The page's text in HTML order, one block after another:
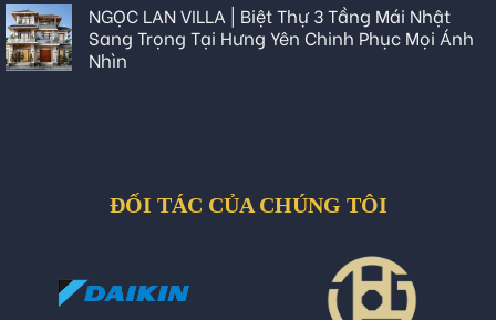
NGỌC LAN VILLA | Biệt Thự 3 Tầng Mái Nhật
Sang Trọng Tại Hưng Yên Chinh Phục Mọi Ánh
Nhìn
ĐỐI TÁC CỦA CHÚNG TÔI